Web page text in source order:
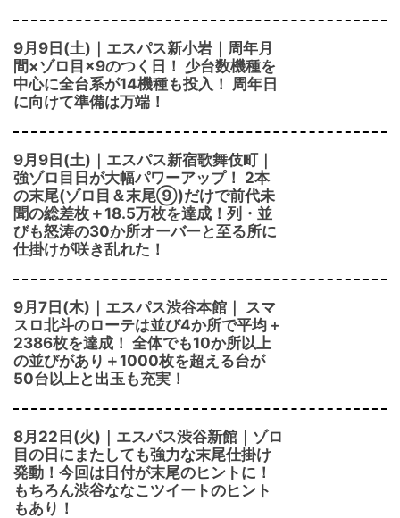
9月9日(土)｜エスパス新小岩｜周年月
間×ゾロ目×9のつく日！ 少台数機種を
中心に全台系が14機種も投入！ 周年日
に向けて準備は万端！
9月9日(土)｜エスパス新宿歌舞伎町｜
強ゾロ目日が大幅パワーアップ！ 2本
の末尾(ゾロ目＆末尾⑨)だけで前代未
聞の総差枚＋18.5万枚を達成！列・並
びも怒涛の30か所オーバーと至る所に
仕掛けが咲き乱れた！
9月7日(木)｜エスパス渋谷本館｜ スマ
スロ北斗のローテは並び4か所で平均＋
2386枚を達成！ 全体でも10か所以上
の並びがあり＋1000枚を超える台が
50台以上と出玉も充実！
8月22日(火)｜エスパス渋谷新館｜ゾロ
目の日にまたしても強力な末尾仕掛け
発動！今回は日付が末尾のヒントに！
もちろん渋谷ななこツイートのヒント
もあり！